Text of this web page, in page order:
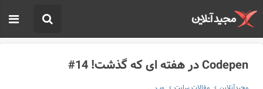
Codepen در هفته ای که گذشت! 14#